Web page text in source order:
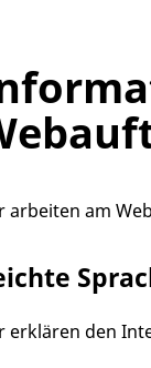
arbeiten am
erklären den